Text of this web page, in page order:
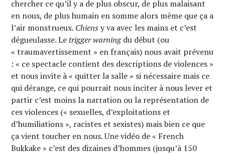
chercher ce qu’il y a de plus obscur, de plus malaisant
en nous, de plus humain en somme alors même que ça a
l’air monstrueux. Chiens y va avec les mains et c’est
dégueulasse. Letrigger warningdu début (ou
« traumavertissement » en français) nous avait prévenu
: « ce spectacle contient des descriptions de violences »
et nous invite à « quitter la salle » si nécessaire mais ce
qui dérange, ce qui pourrait nous inciter à nous lever et
partir c’est moins la narration ou la représentation de
ces violences (« sexuelles, d’exploitations et
d’humiliations », racistes et sexistes) mais bien ce que
ça vient toucher en nous. Une vidéo de « French
Bukkake » c’est des dizaines d’hommes (jusqu’à 150